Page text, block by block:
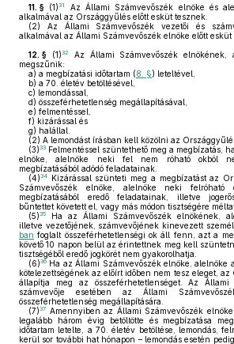
11. § (1)31
Az Állami Számvevőszék elnöke és
alkalmával az Országgyűlés előtt esküt tesznek.
(2) Az Állami Számvevőszék vezetői és
alkalmával az Állami Számvevőszék elnöke előtt esküt
12. § (1)32
Az Állami Számvevőszék elnökének,
megszűnik:
a) a megbízatási időtartam (8. §) leteltével,
b) a 70. életév betöltésével,
c) lemondással,
d) összeférhetetlenség megállapításával,
e) felmentéssel,
f) kizárással és
g) halállal.
(2) A lemondást írásban kell közölni az
(3)33 Felmentéssel szüntethető meg a megbízatás,
elnöke, alelnöke neki fel nem róható okból
megbízatásából adódó feladatainak.
(4)34
Kizárással szünteti meg a megbízatást az
Számvevőszék elnöke, alelnöke neki
megbízatásából eredő feladatainak, illetve
bűntettet követett el, vagy más módon tisztségére
(5)35
Ha az Állami Számvevőszék elnökének,
illetve vezetőjének, számvevőjének kinevezett
ban foglalt összeférhetetlenségi ok áll fenn, azt a
követő 10 napon belül az érintettnek meg kell
tisztségéből eredő jogkörét nem gyakorolhatja.
(6)36 Ha az Állami Számvevőszék elnöke, alelnöke
kötelezettségének az előírt időben nem tesz eleget,
állapítja meg az összeférhetetlenséget. Az Állami
számvevője esetében az Állami
összeférhetetlenség megállapítására.
(7)37 Amennyiben az Állami Számvevőszék
legalább három évig betöltötte és megbízatása
időtartam letelte, a 70. életév betöltése, lemondás,
kerül sor további hat hónapon – lemondás esetén